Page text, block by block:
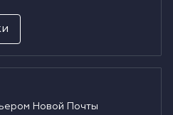
Новой Почты